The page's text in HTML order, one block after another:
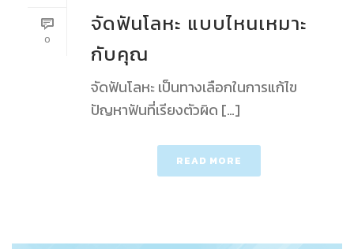
0
จัดฟันโลหะ แบบไหนเหมาะ
กับคุณ
จัดฟันโลหะ เป็นทางเลือกในการแก้ไข
ปัญหาฟันที่เรียงตัวผิด […]
READ MORE